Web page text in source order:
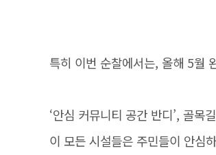
특히 이번 순찰에서는, 올해 5월
‘안심 커뮤니티 공간 반디’, 골목
이 모든 시설들은 주민들이 안심